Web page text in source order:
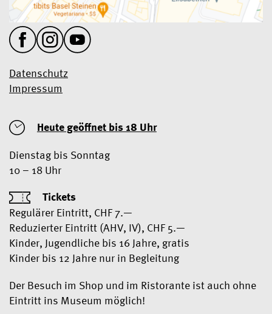
Datenschutz
Impressum
Heute geöffnet bis 18 Uhr
Dienstag bis Sonntag
10 – 18 Uhr
Tickets
Regulärer Eintritt, CHF 7.—
Reduzierter Eintritt (AHV, IV), CHF 5.—
Kinder, Jugendliche bis 16 Jahre, gratis
Kinder bis 12 Jahre nur in Begleitung
Der Besuch im Shop und im Ristorante ist auch ohne
Eintritt ins Museum möglich!